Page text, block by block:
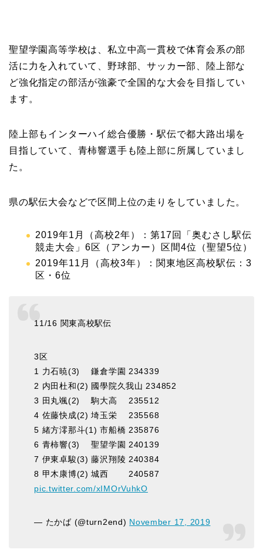
聖望学園高等学校は、私立中高一貫校で体育会系の部
活に力を入れていて、野球部、サッカー部、陸上部な
ど強化指定の部活が強豪で全国的な大会を目指してい
ます。
陸上部もインターハイ総合優勝・駅伝で都大路出場を
目指していて、青柿響選手も陸上部に所属していまし
た。
県の駅伝大会などで区間上位の走りをしていました。
2019年1月（高校2年）：第17回「奥むさし駅伝
競走大会」6区（アンカー）区間4位（聖望5位）
2019年11月（高校3年）：関東地区高校駅伝：3
区・6位
11/16 関東高校駅伝
3区
1 力石暁(3) 鎌倉学園 234339
2 内田杜和(2) 國學院久我山 234852
3 田丸颯(2) 駒大高 235512
4 佐藤快成(2) 埼玉栄 235568
5 緒方澪那斗(1) 市船橋 235876
6 青柿響(3) 聖望学園 240139
7 伊東卓駿(3) 藤沢翔陵 240384
8 甲木康博(2) 城西 240587
pic.twitter.com/xIMOrVuhkO
— たかば (@turn2end) November 17, 2019